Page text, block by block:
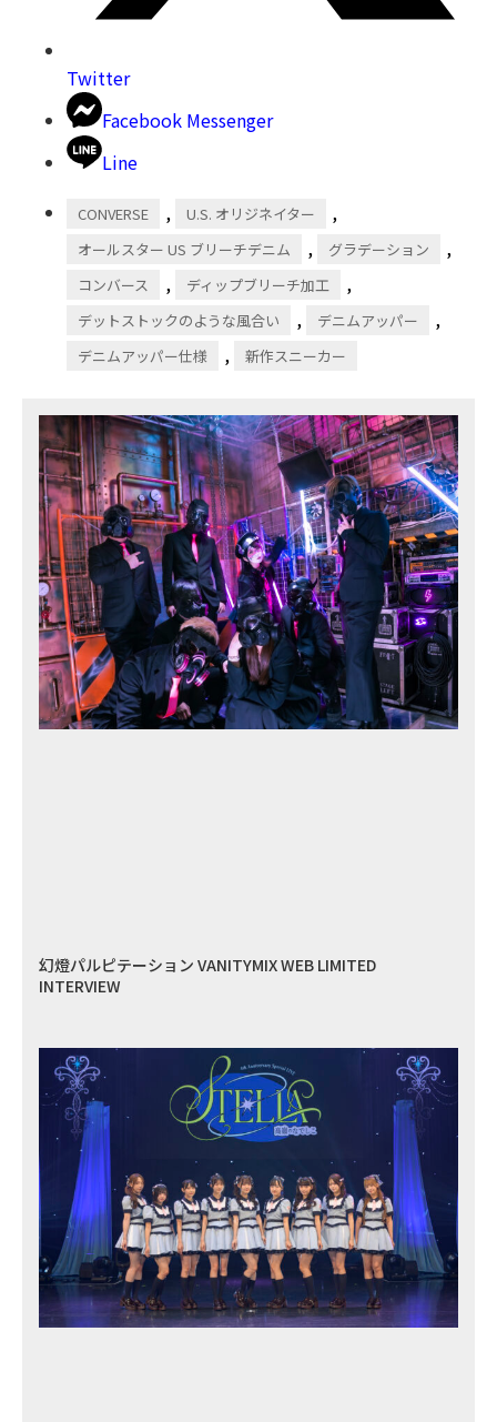
Twitter
Facebook Messenger
Line
CONVERSE , U.S. オリジネイター ,
オールスター US ブリーチデニム , グラデーション ,
コンバース , ディップブリーチ加工 ,
デットストックのような風合い , デニムアッパー ,
デニムアッパー仕様 , 新作スニーカー
幻燈パルピテーション VANITYMIX WEB LIMITED
INTERVIEW